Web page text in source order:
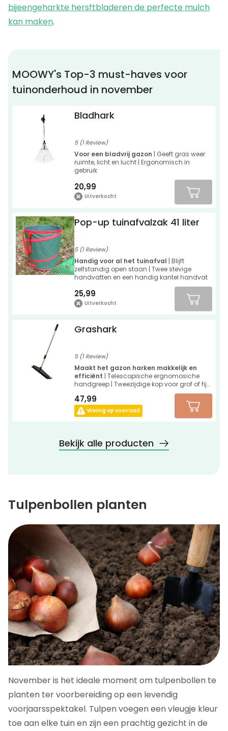
bijeengeharkte hersftbladeren de perfecte mulch
kan maken.
MOOWY's Top-3 must-haves voor
tuinonderhoud in november
5 (1 Review)
Bladhark
Voor een bladvrij gazon | Geeft gras weer
ruimte, licht en lucht | Ergonomisch in
gebruik
20,99
Uitverkocht
5 (1 Review)
Pop-up tuinafvalzak 41 liter
Handig voor al het tuinafval | Blijft
zelfstandig open staan | Twee stevige
handvatten en een handig kantel handvat
25,99
Uitverkocht
5 (1 Review)
Grashark
Maakt het gazon harken makkelijk en
efficiënt | Telescopische ergnomosiche
handgreep | Tweezijdige kop voor grof of fijn
47,99
Weinig op voorraad
Bekijk alle producten
Tulpenbollen planten
November is het ideale moment om tulpenbollen te
planten ter voorbereiding op een levendig
voorjaarsspektakel. Tulpen voegen een vleugje kleur
toe aan elke tuin en zijn een prachtig gezicht in de